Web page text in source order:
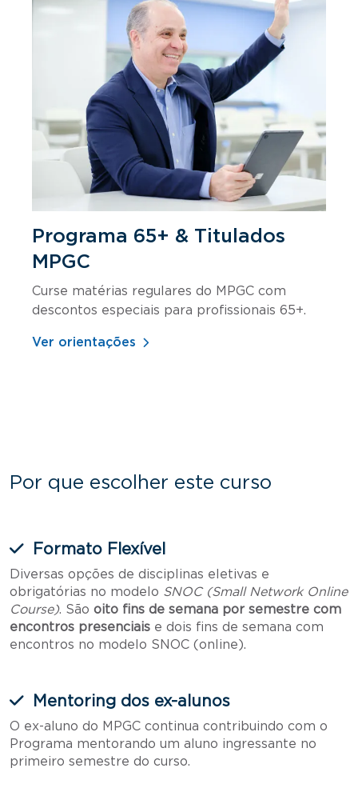
Programa 65+ & Titulados
MPGC
Curse matérias regulares do MPGC com
descontos especiais para profissionais 65+.
Ver orientações
Por que escolher este curso
Formato Flexível
Diversas opções de disciplinas eletivas e
obrigatórias no modelo SNOC (Small Network Online
Course). São oito fins de semana por semestre com
encontros presenciais e dois fins de semana com
encontros no modelo SNOC (online).
Mentoring dos ex-alunos
O ex-aluno do MPGC continua contribuindo com o
Programa mentorando um aluno ingressante no
primeiro semestre do curso.